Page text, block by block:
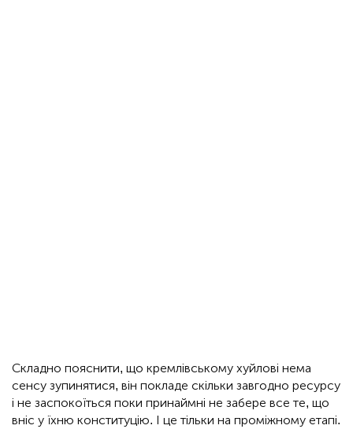
Складно пояснити, що кремлівському хуйлові нема
сенсу зупинятися, він покладе скільки завгодно ресурсу
і не заспокоїться поки принаймні не забере все те, що
вніс у їхню конституцію. І це тільки на проміжному етапі.